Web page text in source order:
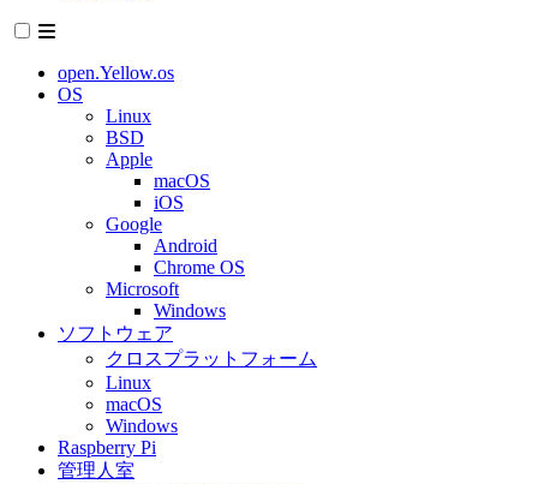
open.Yellow.os
OS
Linux
BSD
Apple
macOS
iOS
Google
Android
Chrome OS
Microsoft
Windows
ソフトウェア
クロスプラットフォーム
Linux
macOS
Windows
Raspberry Pi
管理人室